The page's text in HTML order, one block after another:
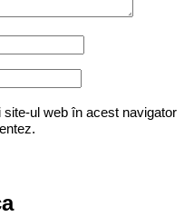
ul web în acest navigator